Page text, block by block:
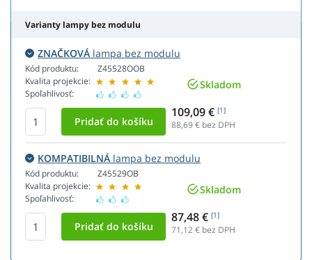
Varianty lampy bez modulu
ZNAČKOVÁ lampa bez modulu
Kód produktu:
Kvalita projekcie:
Spoľahlivosť:
Z45528OOB
Skladom
109,09 € [1]
88,69€ bez DPH
KOMPATIBILNÁ lampa bez modulu
Kód produktu:
Kvalita projekcie:
Spoľahlivosť:
Z45529OB
Skladom
87,48 € [1]
71,12€ bez DPH